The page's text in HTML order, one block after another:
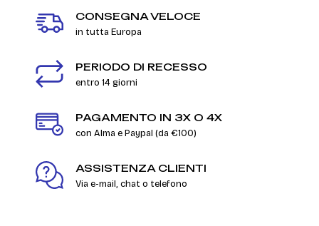
CONSEGNA VELOCE
in tutta Europa
PERIODO DI RECESSO
entro 14 giorni
PAGAMENTO IN 3X O 4X
con Alma e Paypal (da €100)
ASSISTENZA CLIENTI
Via e-mail, chat o telefono